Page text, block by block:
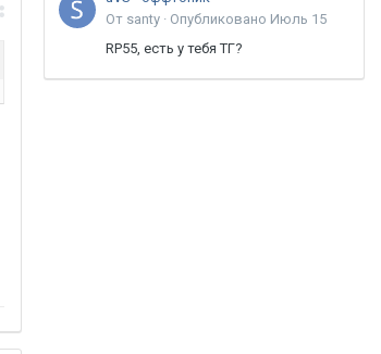
От santy · Опубликовано Июль 15
RP55, есть у тебя ТГ?